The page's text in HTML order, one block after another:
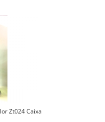
Zt024 Caixa